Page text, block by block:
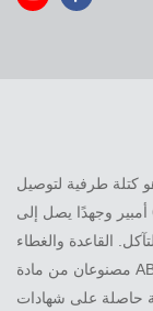
الاتجاهات بقدرة 600 أمبير هو كتلة طرفية لتوصيل
الطاقة بالتيار المستمر، يتحمل تيارًا يصل إلى 600 أمبير وجهدًا يصل إلى
القاعدة والغطاء
مصنوعان من مادة ABS+PC، وهي مادة بلاستيكية عالية القوة تتحمل
حاصلة على شهادات